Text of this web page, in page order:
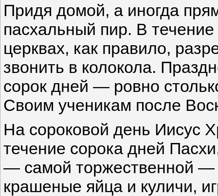
Придя домой, а иногда
пасхальный пир. В
церквах, как правило,
звонить в колокола.
сорок дней — ровно
Своим ученикам после
На сороковой день Иисус
течение сорока дней
— самой торжественной —
крашеные яйца и куличи,